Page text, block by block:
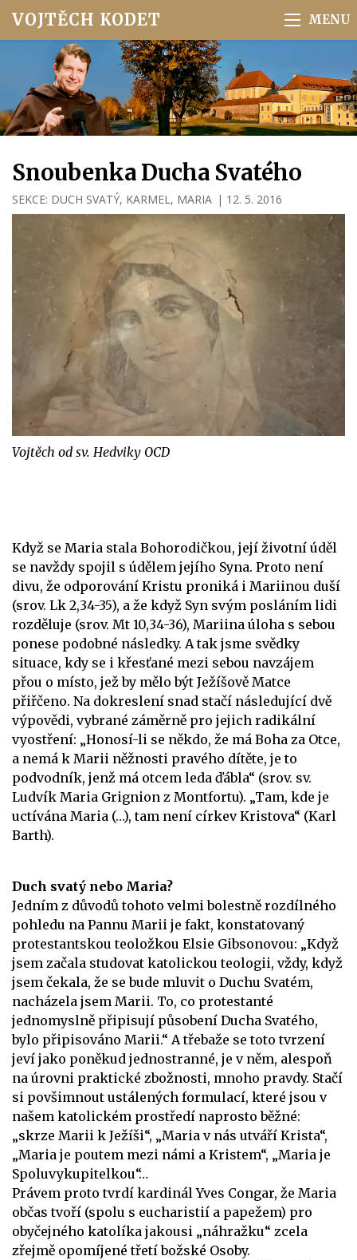
VOJTĚCH KODET
Snoubenka Ducha Svatého
SEKCE: DUCH SVATÝ, KARMEL, MARIA | 12. 5. 2016
Vojtěch od sv. Hedviky OCD
Když se Maria stala Bohorodičkou, její životní úděl
se navždy spojil s údělem jejího Syna. Proto není
divu, že odporování Kristu proniká i Mariinou duší
(srov. Lk 2,34-35), a že když Syn svým posláním lidi
rozděluje (srov. Mt 10,34-36), Mariina úloha s sebou
ponese podobné následky. A tak jsme svědky
situace, kdy se i křesťané mezi sebou navzájem
přou o místo, jež by mělo být Ježíšově Matce
přiřčeno. Na dokreslení snad stačí následující dvě
výpovědi, vybrané záměrně pro jejich radikální
vyostření: „Honosí-li se někdo, že má Boha za Otce,
a nemá k Marii něžnosti pravého dítěte, je to
podvodník, jenž má otcem leda ďábla“ (srov. sv.
Ludvík Maria Grignion z Montfortu). „Tam, kde je
uctívána Maria (…), tam není církev Kristova“ (Karl
Barth).
Duch svatý nebo Maria?
Jedním z důvodů tohoto velmi bolestně rozdílného
pohledu na Pannu Marii je fakt, konstatovaný
protestantskou teoložkou Elsie Gibsonovou: „Když
jsem začala studovat katolickou teologii, vždy, když
jsem čekala, že se bude mluvit o Duchu Svatém,
nacházela jsem Marii. To, co protestanté
jednomyslně připisují působení Ducha Svatého,
bylo připisováno Marii.“ A třebaže se toto tvrzení
jeví jako poněkud jednostranné, je v něm, alespoň
na úrovni praktické zbožnosti, mnoho pravdy. Stačí
si povšimnout ustálených formulací, které jsou v
našem katolickém prostředí naprosto běžné:
„skrze Marii k Ježíši“, „Maria v nás utváří Krista“,
„Maria je poutem mezi námi a Kristem“, „Maria je
Spoluvykupitelkou“…
Právem proto tvrdí kardinál Yves Congar, že Maria
občas tvoří (spolu s eucharistií a papežem) pro
obyčejného katolíka jakousi „náhražku“ zcela
zřejmě opomíjené třetí božské Osoby.